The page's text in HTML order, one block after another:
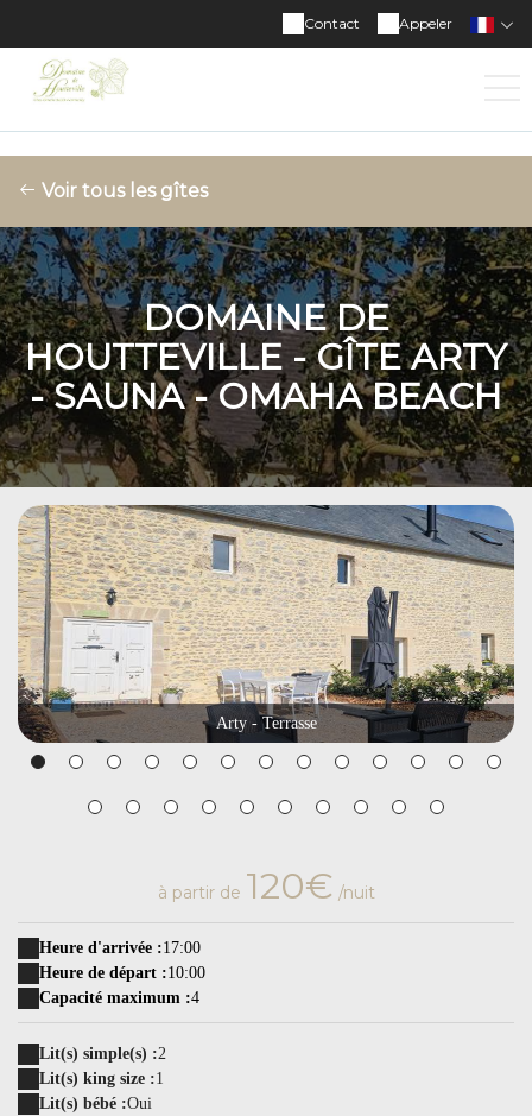
Appeler
Contact
Voir tous les gîtes
DOMAINE DE
HOUTTEVILLE - GÎTE ARTY
- SAUNA - OMAHA BEACH
Arty - Terrasse
à partir de 120€ /nuit
Heure d'arrivée :17:00
Heure de départ :10:00
Capacité maximum :4
Lit(s) simple(s) :2
Lit(s) king size :1
Lit(s) bébé :Oui